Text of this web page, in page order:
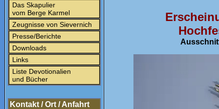
Das Skapulier
vom Berge Karmel
Zeugnisse von Sievernich
Presse/Berichte
Downloads
Links
Liste Devotionalien
und Bücher
Kontakt / Ort / Anfahrt